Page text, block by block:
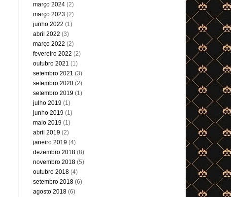
março 2024 (2)
março 2023 (2)
junho 2022 (1)
abril 2022 (3)
março 2022 (2)
fevereiro 2022 (2)
outubro 2021 (1)
setembro 2021 (3)
setembro 2020 (2)
setembro 2019 (1)
julho 2019 (1)
junho 2019 (1)
maio 2019 (1)
abril 2019 (2)
janeiro 2019 (4)
dezembro 2018 (8)
novembro 2018 (5)
outubro 2018 (4)
setembro 2018 (6)
agosto 2018 (6)